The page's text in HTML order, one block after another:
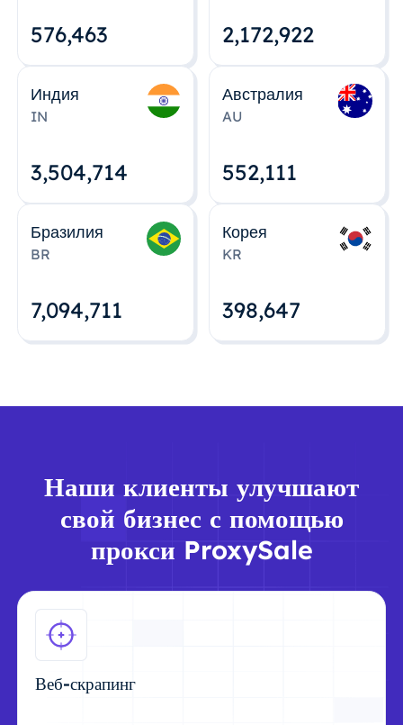
576,463 2,172,922
Индия
IN
3,504,715
Австралия
AU
552,112
Бразилия
BR
7,094,712
Корея
KR
398,648
Наши клиенты улучшают
свой бизнес с помощью
прокси ProxySale
Веб-скрапинг